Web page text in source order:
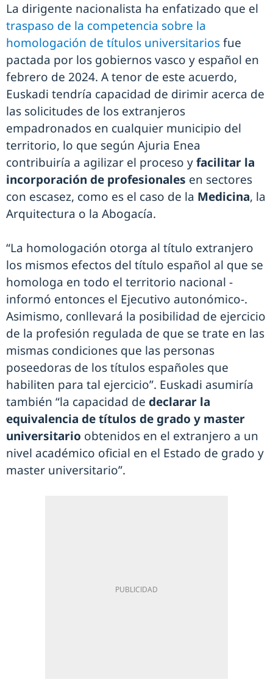
La dirigente nacionalista ha enfatizado que el
traspaso de la competencia sobre la
homologación de títulos universitariosfue
pactada por los gobiernos vasco y español en
febrero de 2024. A tenor de este acuerdo,
Euskadi tendría capacidad de dirimir acerca de
las solicitudes de los extranjeros
empadronados en cualquier municipio del
territorio, lo que según Ajuria Enea
contribuiría a agilizar el proceso yfacilitar la
incorporación de profesionales en sectores
con escasez, como es el caso de la Medicina, la
Arquitectura o la Abogacía.
“La homologación otorga al título extranjero
los mismos efectos del título español al que se
homologa en todo el territorio nacional -
informó entonces el Ejecutivo autonómico-.
Asimismo, conllevará la posibilidad de ejercicio
de la profesión regulada de que se trate en las
mismas condiciones que las personas
poseedoras de los títulos españoles que
habiliten para tal ejercicio”. Euskadi asumiría
también “la capacidad de declarar la
equivalencia de títulos de grado y master
universitario obtenidos en el extranjero a un
nivel académico oficial en el Estado de grado y
master universitario”.